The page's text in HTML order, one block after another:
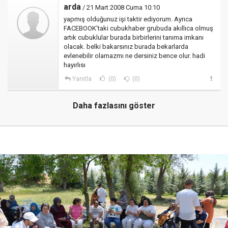
arda / 21 Mart 2008 Cuma 10:10
yapmış olduğunuz işi taktir ediyorum. Ayrıca
FACEBOOK'taki cubukhaber grubuda akıllıca olmuş
artık cubuklular burada birbirlerini tanıma imkanı
olacak. belki bakarsınız burada bekarlarda
evlenebilir olamazmı ne dersiniz bence olur. hadi
hayırlısı
Yanıtla (0) (0)
Daha fazlasını göster